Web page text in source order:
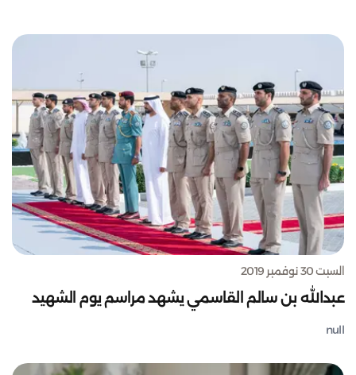
السبت 30 نوفمبر 2019
عبدالله بن سالم القاسمي يشهد مراسم يوم الشهيد
null